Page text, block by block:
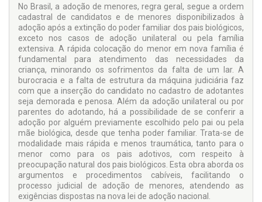
No Brasil, a adoção de menores, regra geral, segue a ordem
cadastral de candidatos e de menores disponibilizados à
adoção após a extinção do poder familiar dos pais biológicos,
exceto nos casos de adoção unilateral ou pela família
extensiva. A rápida colocação do menor em nova família é
fundamental para atendimento das necessidades da
criança, minorando os sofrimentos da falta de um lar. A
burocracia e a falta de estrutura da máquina judiciária faz
com que a inserção do candidato no cadastro de adotantes
seja demorada e penosa. Além da adoção unilateral ou por
parentes do adotando, há a possibilidade de se conferir a
adoção por alguém previamente escolhido pelo pai ou pela
mãe biológica, desde que tenha poder familiar. Trata-se de
modalidade mais rápida e menos traumática, tanto para o
menor como para os pais adotivos, com respeito à
preocupação natural dos pais biológicos. Esta obra aborda os
argumentos e procedimentos cabíveis, facilitando o
processo judicial de adoção de menores, atendendo as
exigências dispostas na nova lei de adoção nacional.